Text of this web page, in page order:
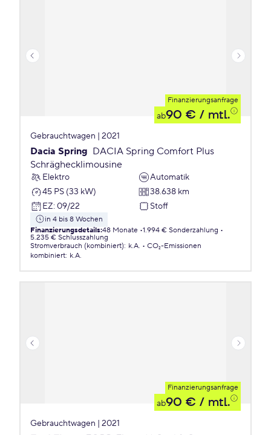
Finanzierungsanfrage
ab90 € / mtl.
Gebrauchtwagen | 2021
Dacia Spring DACIA Spring Comfort Plus
Schräghecklimousine
Elektro
Automatik
45 PS (33 kW)
38.638 km
EZ: 09/22 Stoff
in 4 bis 8 Wochen
Finanzierungsdetails:48 Monate 1.994 € Sonderzahlung
5.235 € Schlusszahlung
Stromverbrauch (kombiniert): k.A.
CO₂-Emissionen
kombiniert: k.A.
Finanzierungsanfrage
ab90 € / mtl.
Gebrauchtwagen | 2021